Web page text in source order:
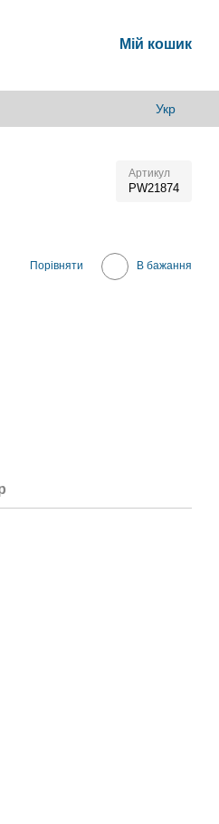
Мій кошик
Укр
Артикул
PW21874
Порівняти В бажання